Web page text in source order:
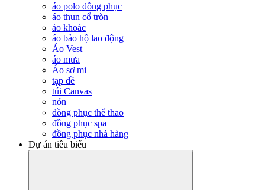
áo polo đồng phục
áo thun cổ tròn
áo khoác
áo bảo hộ lao động
Áo Vest
áo mưa
Áo sơ mi
tạp dề
túi Canvas
nón
đồng phục thể thao
đồng phục spa
đồng phục nhà hàng
Dự án tiêu biểu